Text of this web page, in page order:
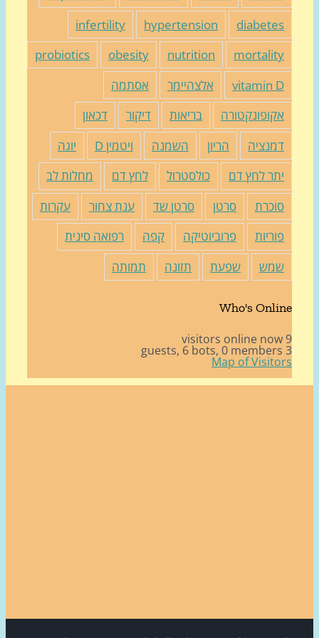
hypertension
infertility
nutrition
obesity
probiotics
vitamin
אלצהיימר
אסתמה
בריאות דיקור
דכאון
הריון השמנה ויטמין D
יוגה
לחץ דם
כולסטרול לחץ דם
מחלות לב
סרטן סרטן שד ענת צחור
עקרות
פרוביוטיקה קפה
רפואה סינית
שפעת תזונה תמותה
Who's
6 bots, 0 members
Map of